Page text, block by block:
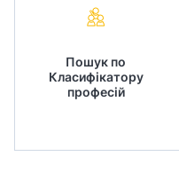
Пошук по
Класифікатору
професій